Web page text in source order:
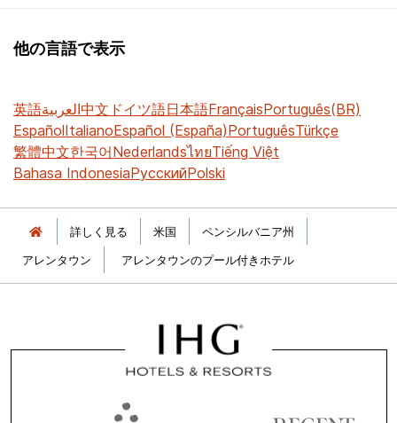
他の言語で表示
英語العربية中文 ドイツ語日本語FrançaisPortuguês(BR)
EspañolItalianoEspañol (España)PortuguêsTürkçe
繁體中文한국어NederlandsไทยTiếng Việt
Bahasa IndonesiaРусскийPolski
詳しく見る 米国
ペンシルバニア州
アレンタウン
アレンタウンのプール付きホテル